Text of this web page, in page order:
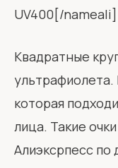
UV400[/nameali]
Квадратные
которая
лица. Такие
Алиэксрпесс по